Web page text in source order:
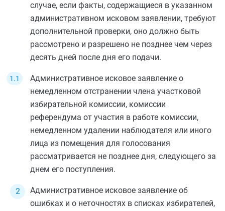
случае, если факты, содержащиеся в указанном
административном исковом заявлении, требуют
дополнительной проверки, оно должно быть
рассмотрено и разрешено не позднее чем через
десять дней после дня его подачи.
Административное исковое заявление о
немедленном отстранении члена участковой
избирательной комиссии, комиссии
референдума от участия в работе комиссии,
немедленном удалении наблюдателя или иного
лица из помещения для голосования
рассматривается не позднее дня, следующего за
днем его поступления.
Административное исковое заявление об
ошибках и о неточностях в списках избирателей,